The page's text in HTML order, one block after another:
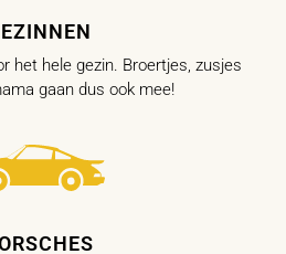
het hele gezin. Broertjes, zusjes
gaan dus ook mee!